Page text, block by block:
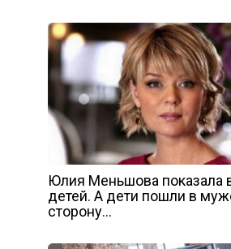
Юлия Меньшова показала
детей. А дети пошли в
сторону…